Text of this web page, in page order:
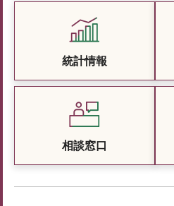
統計情報
相談窓口